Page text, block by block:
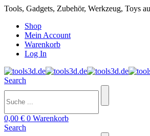
Tools, Gadgets, Zubehör, Werkzeug, Toys
Shop
Mein Account
Warenkorb
Log In
Search
0,00 € 0 Warenkorb
Search